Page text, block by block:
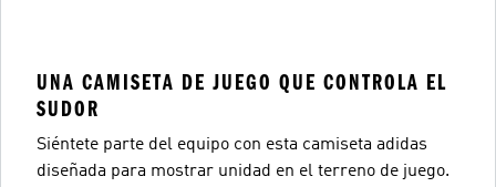
UNA CAMISETA DE JUEGO QUE CONTROLA EL
SUDOR
Siéntete parte del equipo con esta camiseta adidas
diseñada para mostrar unidad en el terreno de juego.